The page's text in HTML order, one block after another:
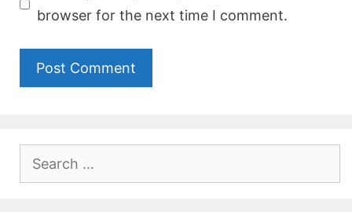
browser for the next time I comment.
Search
for: